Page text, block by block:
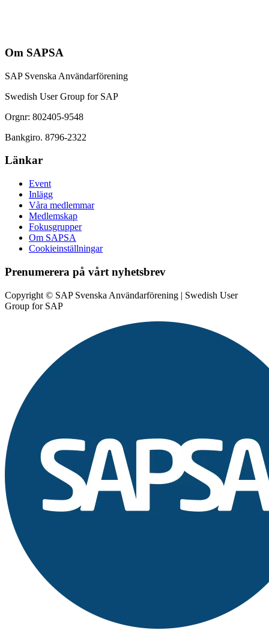
Om SAPSA
SAP Svenska Användarförening
Swedish User Group for SAP
Orgnr: 802405-9548
Bankgiro. 8796-2322
Länkar
Event
Inlägg
Våra medlemmar
Medlemskap
Fokusgrupper
Om SAPSA
Cookieinställningar
Prenumerera på vårt nyhetsbrev
Copyright © SAP Svenska Användarförening | Swedish User
Group for SAP